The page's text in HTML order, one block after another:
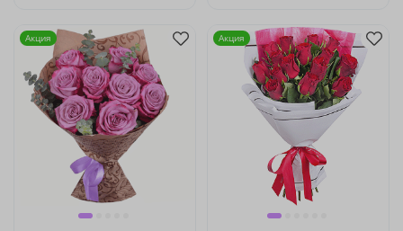
Акция Акция